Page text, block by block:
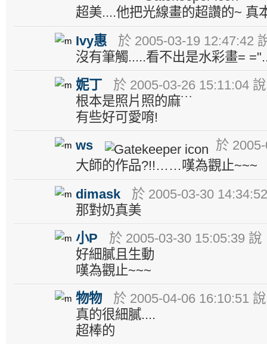
超美....他把光線畫的超讚的~ 真
Ivy惠
於 2005-03-19 12:47:42
沒有筆觸.....看不出是水彩畫=
妮丁
於 2005-03-26 15:11:04 說
根本是照片照的麻˙˙˙
有些好可愛唷!
ws
於
大師的作品?!!……嘆為觀止~~~
dimask
於 2005-03-30
那對奶真美
小P
於 2005-03-30 15:05:39 說
好細膩且生動
嘆為觀止~~~
物物
於 2005-04-06 16:10:51 說
真的很細膩....
超棒的